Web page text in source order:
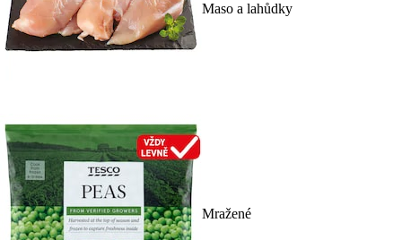
Maso a lahůdky
Mražené